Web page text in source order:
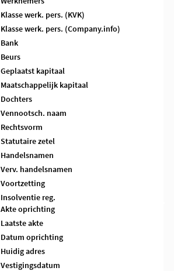
Klasse werk. pers. (KVK)
Klasse werk. pers. (Company.info)
Bank
Beurs
Geplaatst kapitaal
Maatschappelijk kapitaal
Dochters
Vennootsch. naam
Rechtsvorm
Statutaire zetel
Handelsnamen
Verv. handelsnamen
Voortzetting
Insolventie reg.
Akte oprichting
Laatste akte
Datum oprichting
Huidig adres
Vestigingsdatum